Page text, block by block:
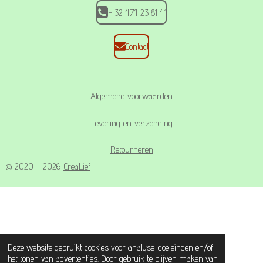
Deze website gebruikt cookies voor analyse-doeleinden en/of
het tonen van advertenties. Door gebruik te blijven maken van
+ 32 474 23 81 41
Contact
Algemene voorwaarden
Levering en verzending
Retourneren
© 2020 - 2026 CreaLief